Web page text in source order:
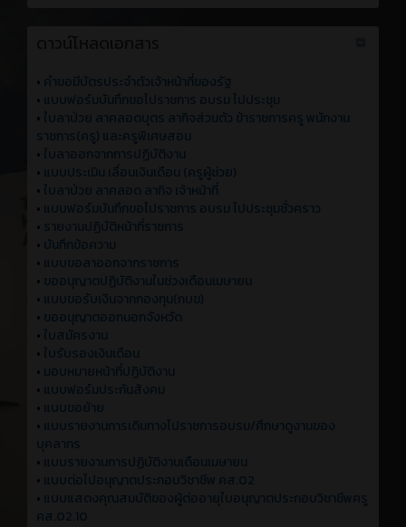
• คำขอมีบัตรประจำตัวเจ้าหน้าที่ของรัฐ
• แบบฟอร์มบันทึกขอไปราชการ อบรม ไปประชุม
• ใบลาป่วย ลาคลอดบุตร ลากิจส่วนตัว ข้าราชการครู พนักงาน
ราชการ(ครู) และครูพิเศษสอน
• ใบลาออกจากการปฏิบัติงาน
• แบบประเมิน เลื่อนเงินเดือน (ครูผู้ช่วย)
• ใบลาป่วย ลาคลอด ลากิจ เจ้าหน้าที่
• แบบฟอร์มบันทึกขอไปราชการ อบรม ไปประชุมชั่วคราว
• รายงานปฏิบัติหน้าที่ราชการ
• บันทึกข้อความ
• แบบขอลาออกจากราชการ
• ขออนุญาตปฏิบัติงานในช่วงเดือนเมษายน
• แบบขอรับเงินจากกองทุน(กบข)
• ขออนุญาตออกนอกจังหวัด
• ใบสมัครงาน
• ใบรับรองเงินเดือน
• มอบหมายหน้าที่ปฏิบัติงาน
• แบบฟอร์มประกันสังคม
• แบบขอย้าย
• แบบรายงานการเดินทางไปราชการอบรม/ศึกษาดูงานของ
บุคลากร
• แบบรายงานการปฏิบัติงานเดือนเมษายน
• แบบต่อไปอนุญาตประกอบวิชาชีพ คส.02
• แบบแสดงคุณสมบัติของผู้ต่ออายุใบอนุญาตประกอบวิชาชีพครู
คส.02.10